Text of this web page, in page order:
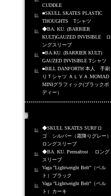
CUDDLE
■SKULL SKATES PLASTIC
THOUGHTS Tシャツ
◆BA. KU. (BARRIER
KULT)GAUZED INVISIBLE ロ
ングスリーブ
■BA.KU. (BARRIER KULT)
GAUZED INVISIBLE Tシャツ
■BILL DANFORTH 本人 手刷
りＴシャツ ＡＬＶＡ MOMAD
MINIグラフィック(ブラックボ
ディー）
◆SKULL SKATES SURFロ
ゴ シルバー（霜降りグレー）
ロングスリーブ
◆BA. KU. Permafrost ロング
スリーブ
Vaga "Lightweight Belt"（ベル
ト）ブラック
Vaga "Lightweight Belt"（ベル
ト）カーキ